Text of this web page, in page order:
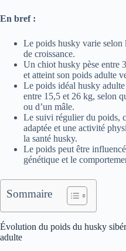
En bref :
Le poids husky varie selon
de croissance.
Un chiot husky pèse entre
et atteint son poids adulte
Le poids idéal husky
entre 15,5 et 26 kg, selon
ou d’un mâle.
Le suivi régulier du poids,
adaptée et une activité
la santé husky.
Le poids peut être
génétique et le
Sommaire
Évolution du poids du husky
adulte